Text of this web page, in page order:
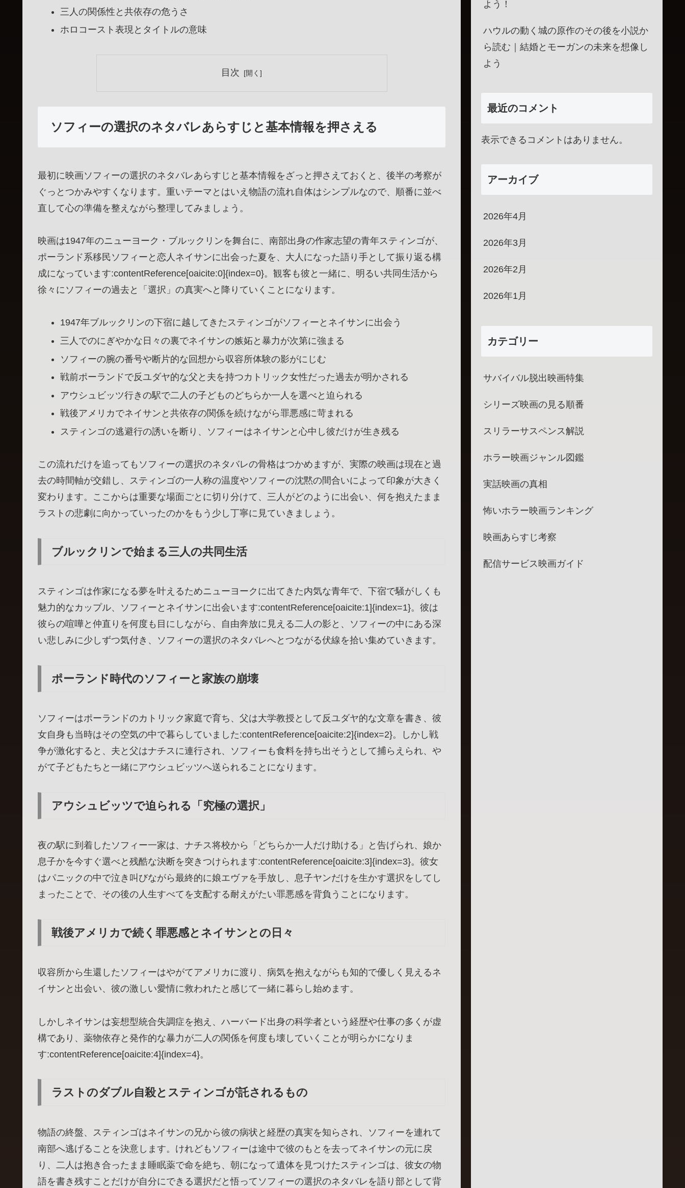
三人の関係性と共依存の危うさ
ホロコースト表現とタイトルの意味
目次
ソフィーの選択のネタバレあらすじと基本情報を押さえる
最初に映画ソフィーの選択のネタバレあらすじと基本情報をざっと押さえておくと、後半の考察が
ぐっとつかみやすくなります。重いテーマとはいえ物語の流れ自体はシンプルなので、順番に並べ
直して心の準備を整えながら整理してみましょう。
映画は1947年のニューヨーク・ブルックリンを舞台に、南部出身の作家志望の青年スティンゴが、
ポーランド系移民ソフィーと恋人ネイサンに出会った夏を、大人になった語り手として振り返る構
成になっています:contentReference[oaicite:0]{index=0}。観客も彼と一緒に、明るい共同生活から
徐々にソフィーの過去と「選択」の真実へと降りていくことになります。
1947年ブルックリンの下宿に越してきたスティンゴがソフィーとネイサンに出会う
三人でのにぎやかな日々の裏でネイサンの嫉妬と暴力が次第に強まる
ソフィーの腕の番号や断片的な回想から収容所体験の影がにじむ
戦前ポーランドで反ユダヤ的な父と夫を持つカトリック女性だった過去が明かされる
アウシュビッツ行きの駅で二人の子どものどちらか一人を選べと迫られる
戦後アメリカでネイサンと共依存の関係を続けながら罪悪感に苛まれる
スティンゴの逃避行の誘いを断り、ソフィーはネイサンと心中し彼だけが生き残る
この流れだけを追ってもソフィーの選択のネタバレの骨格はつかめますが、実際の映画は現在と過
去の時間軸が交錯し、スティンゴの一人称の温度やソフィーの沈黙の間合いによって印象が大きく
変わります。ここからは重要な場面ごとに切り分けて、三人がどのように出会い、何を抱えたまま
ラストの悲劇に向かっていったのかをもう少し丁寧に見ていきましょう。
ブルックリンで始まる三人の共同生活
スティンゴは作家になる夢を叶えるためニューヨークに出てきた内気な青年で、下宿で騒がしくも
魅力的なカップル、ソフィーとネイサンに出会います:contentReference[oaicite:1]{index=1}。彼は
彼らの喧嘩と仲直りを何度も目にしながら、自由奔放に見える二人の影と、ソフィーの中にある深
い悲しみに少しずつ気付き、ソフィーの選択のネタバレへとつながる伏線を拾い集めていきます。
ポーランド時代のソフィーと家族の崩壊
ソフィーはポーランドのカトリック家庭で育ち、父は大学教授として反ユダヤ的な文章を書き、彼
女自身も当時はその空気の中で暮らしていました:contentReference[oaicite:2]{index=2}。しかし戦
争が激化すると、夫と父はナチスに連行され、ソフィーも食料を持ち出そうとして捕らえられ、や
がて子どもたちと一緒にアウシュビッツへ送られることになります。
アウシュビッツで迫られる「究極の選択」
夜の駅に到着したソフィー一家は、ナチス将校から「どちらか一人だけ助ける」と告げられ、娘か
息子かを今すぐ選べと残酷な決断を突きつけられます:contentReference[oaicite:3]{index=3}。彼女
はパニックの中で泣き叫びながら最終的に娘エヴァを手放し、息子ヤンだけを生かす選択をしてし
まったことで、その後の人生すべてを支配する耐えがたい罪悪感を背負うことになります。
戦後アメリカで続く罪悪感とネイサンとの日々
収容所から生還したソフィーはやがてアメリカに渡り、病気を抱えながらも知的で優しく見えるネ
イサンと出会い、彼の激しい愛情に救われたと感じて一緒に暮らし始めます。
しかしネイサンは妄想型統合失調症を抱え、ハーバード出身の科学者という経歴や仕事の多くが虚
構であり、薬物依存と発作的な暴力が二人の関係を何度も壊していくことが明らかになりま
す:contentReference[oaicite:4]{index=4}。
ラストのダブル自殺とスティンゴが託されるもの
物語の終盤、スティンゴはネイサンの兄から彼の病状と経歴の真実を知らされ、ソフィーを連れて
南部へ逃げることを決意します。けれどもソフィーは途中で彼のもとを去ってネイサンの元に戻
り、二人は抱き合ったまま睡眠薬で命を絶ち、朝になって遺体を見つけたスティンゴは、彼女の物
語を書き残すことだけが自分にできる選択だと悟ってソフィーの選択のネタバレを語り部として背
よう！
ハウルの動く城の原作のその後を小説か
ら読む｜結婚とモーガンの未来を想像し
よう
最近のコメント
表示できるコメントはありません。
アーカイブ
2026年4月
2026年3月
2026年2月
2026年1月
カテゴリー
サバイバル脱出映画特集
シリーズ映画の見る順番
スリラーサスペンス解説
ホラー映画ジャンル図鑑
実話映画の真相
怖いホラー映画ランキング
映画あらすじ考察
配信サービス映画ガイド